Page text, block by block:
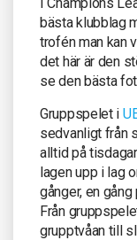
bästa klubblag
trofén man kan
det här är den
se den bästa
Gruppspelet i
sedvanligt från
alltid på
lagen upp i lag
gånger, en
Från
grupptvåan till